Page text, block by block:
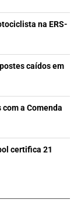
na ERS-
caídos em
a Comenda
certifica 21